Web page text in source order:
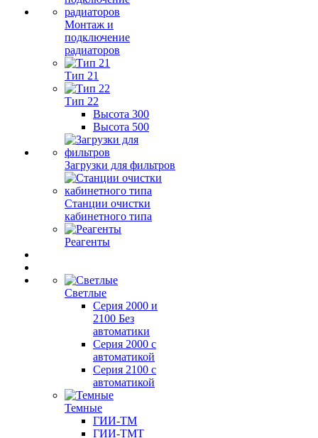
Монтаж и
подключение
радиаторов
Тип 21
Тип 22
Высота 300
Высота 500
Загрузки для фильтров
Станции очистки
кабинетного типа
Реагенты
Светлые
Серия 2000 и
2100 Без
автоматики
Серия 2000 с
автоматикой
Серия 2100 с
автоматикой
Темные
ГИИ-ТМ
ГИИ-ТМТ